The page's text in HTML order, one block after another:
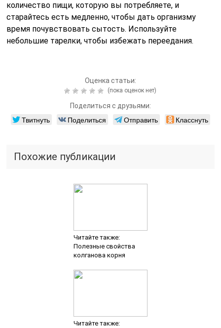
количество пищи, которую вы потребляете, и
старайтесь есть медленно, чтобы дать организму
время почувствовать сытость. Используйте
небольшие тарелки, чтобы избежать переедания.
Оценка статьи:
(пока оценок нет)
Поделиться с друзьями:
Твитнуть Поделиться Отправить Класснуть
Похожие публикации
Читайте также:
Полезные свойства
колганова корня
Читайте также: